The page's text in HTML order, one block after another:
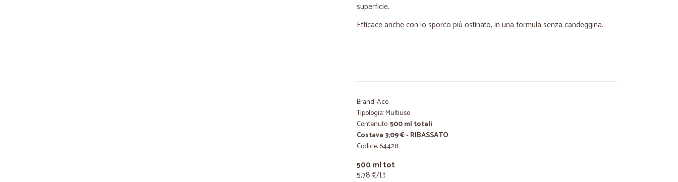
superficie.
Efficace anche con lo sporco più ostinato, in una formula senza candeggina.
Brand: Ace
Tipologia: Multiuso
Contenuto:500 ml totali
Costava3,09 €- RIBASSATO
Codice: 64428
500 ml tot
5,78 €/Lt